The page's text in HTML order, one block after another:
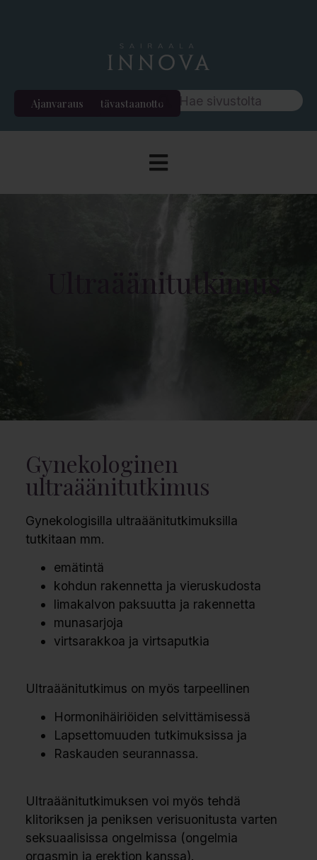
Etävastaanotto
Ajanvaraus
Ultraäänitutkimus
Gynekologinen
ultraäänitutkimus
Gynekologisilla ultraäänitutkimuksilla
tutkitaan mm.
emätintä
kohdun rakennetta ja vieruskudosta
limakalvon paksuutta ja rakennetta
munasarjoja
virtsarakkoa ja virtsaputkia
Ultraäänitutkimus on myös tarpeellinen
Hormonihäiriöiden selvittämisessä
Lapsettomuuden tutkimuksissa ja
Raskauden seurannassa.
Ultraäänitutkimuksen voi myös tehdä
klitoriksen ja peniksen verisuonitusta varten
seksuaalisissa ongelmissa (ongelmia
orgasmin ja erektion kanssa).